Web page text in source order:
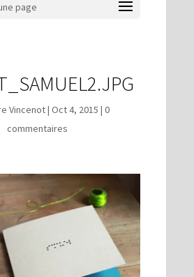
page
Vincenot|Oct 4, 2015 |0
commentaires